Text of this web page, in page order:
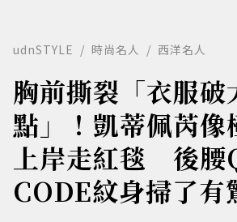
udnSTYLE 時尚名人 西洋名人
胸前撕裂「衣服破
點」！凱蒂佩芮像
上岸走紅毯 後腰
CODE紋身掃了有